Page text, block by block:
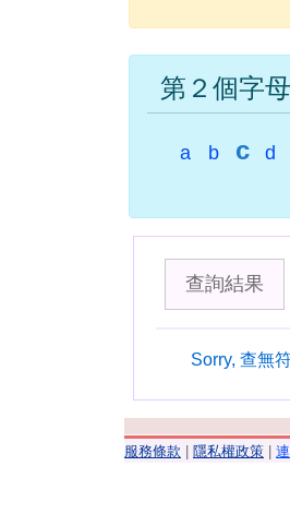
第２個字母
a b c d
查詢結果
Sorry, 查無
服務條款 隱私權政策